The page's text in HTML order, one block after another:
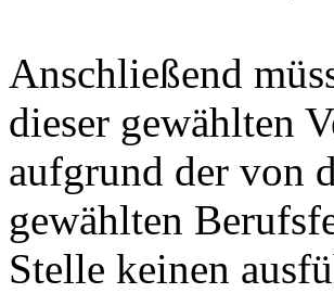
Anschließend
dieser gewählten
aufgrund der von
gewählten
Stelle keinen